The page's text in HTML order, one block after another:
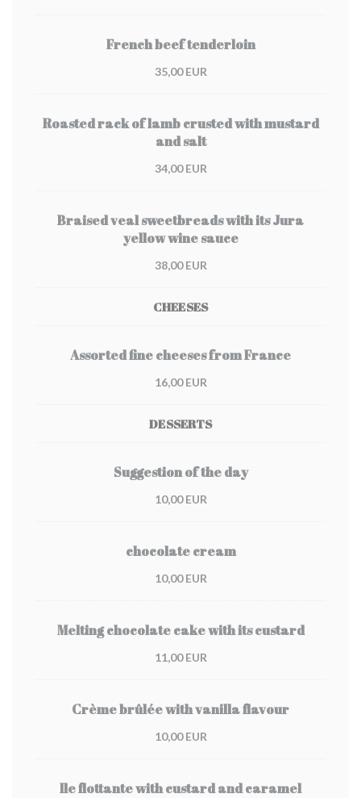
French beef tenderloin
35,00 EUR
Roasted rack of lamb crusted with mustard
and salt
34,00 EUR
Braised veal sweetbreads with its Jura
yellow wine sauce
38,00 EUR
CHEESES
Assorted fine cheeses from France
16,00 EUR
DESSERTS
Suggestion of the day
10,00 EUR
chocolate cream
10,00 EUR
Melting chocolate cake with its custard
11,00 EUR
Crème brûlée with vanilla flavour
10,00 EUR
Ile flottante with custard and caramel